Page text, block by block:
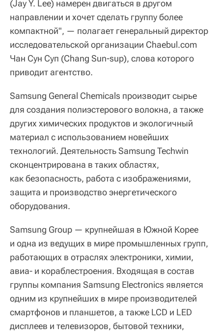
(Jay Y. Lee) намерен двигаться в другом
направлении и хочет сделать группу более
компактной", — полагает генеральный директор
исследовательской организации Chaebul.com
Чан Сун Суп (Chang Sun-sup), слова которого
приводит агентство.
Samsung General Chemicals производит сырье
для создания полиэстерового волокна, а также
других химических продуктов и экологичный
материал с использованием новейших
технологий. Деятельность Samsung Techwin
сконцентрирована в таких областях,
как безопасность, работа с изображениями,
защита и производство энергетического
оборудования.
Samsung Group — крупнейшая в Южной Корее
и одна из ведущих в мире промышленных групп,
работающих в отраслях электроники, химии,
авиа- и кораблестроения. Входящая в состав
группы компания Samsung Electronics является
одним из крупнейших в мире производителей
смартфонов и планшетов, а также LCD и LED
дисплеев и телевизоров, бытовой техники,